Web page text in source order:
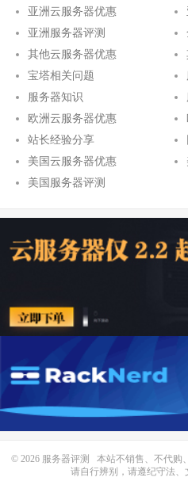
亚洲云服务器优惠
亚洲服务器评测
其他云服务器优惠
宝塔相关问题
服务器知识
欧洲云服务器优惠
站长经验分享
美国云服务器优惠
美国服务器评测
© 2026 服务器评测
本站不销售、不代购
请自行辨别，请遵纪守法、